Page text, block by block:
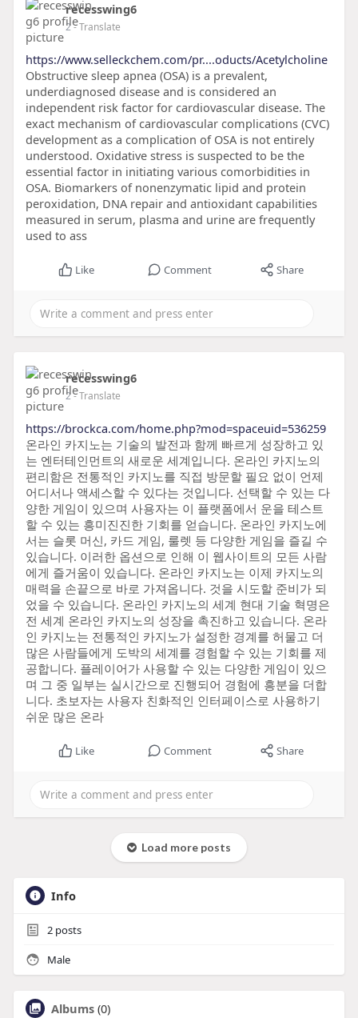
recesswing6
2- Translate
https://www.selleckchem.com/pr....oducts/Acetylcholine
Obstructive sleep apnea (OSA) is a prevalent,
underdiagnosed disease and is considered an
independent risk factor for cardiovascular disease. The
exact mechanism of cardiovascular complications (CVC)
development as a complication of OSA is not entirely
understood. Oxidative stress is suspected to be the
essential factor in initiating various comorbidities in
OSA. Biomarkers of nonenzymatic lipid and protein
peroxidation, DNA repair and antioxidant capabilities
measured in serum, plasma and urine are frequently
used to ass
Like Comment Share
recesswing6
2- Translate
https://brockca.com/home.php?mod=spaceuid=536259
온라인 카지노는 기술의 발전과 함께 빠르게 성장하고 있
는 엔터테인먼트의 새로운 세계입니다. 온라인 카지노의
편리함은 전통적인 카지노를 직접 방문할 필요 없이 언제
어디서나 액세스할 수 있다는 것입니다. 선택할 수 있는 다
양한 게임이 있으며 사용자는 이 플랫폼에서 운을 테스트
할 수 있는 흥미진진한 기회를 얻습니다. 온라인 카지노에
서는 슬롯 머신, 카드 게임, 룰렛 등 다양한 게임을 즐길 수
있습니다. 이러한 옵션으로 인해 이 웹사이트의 모든 사람
에게 즐거움이 있습니다. 온라인 카지노는 이제 카지노의
매력을 손끝으로 바로 가져옵니다. 것을 시도할 준비가 되
었을 수 있습니다. 온라인 카지노의 세계 현대 기술 혁명은
전 세계 온라인 카지노의 성장을 촉진하고 있습니다. 온라
인 카지노는 전통적인 카지노가 설정한 경계를 허물고 더
많은 사람들에게 도박의 세계를 경험할 수 있는 기회를 제
공합니다. 플레이어가 사용할 수 있는 다양한 게임이 있으
며 그 중 일부는 실시간으로 진행되어 경험에 흥분을 더합
니다. 초보자는 사용자 친화적인 인터페이스로 사용하기
쉬운 많은 온라
Like Comment Share
Load more posts
Info
2posts
Male
Albums (0)